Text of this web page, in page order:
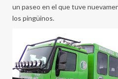
un paseo en el que tuve
los pingüinos.